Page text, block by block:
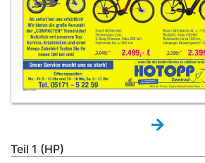
Teil 1 (HP)